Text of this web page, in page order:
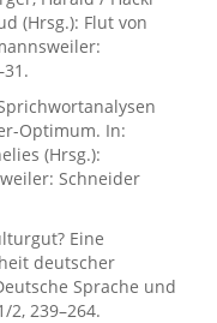
(Hrsg.): Flut von
Optimum. In:
(Hrsg.):
Schneider
Eine
deutscher
Sprache und
239–264.